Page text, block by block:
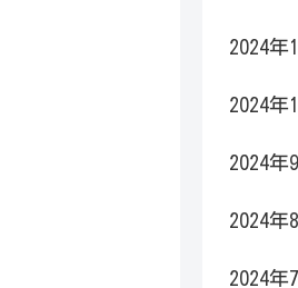
2024年
2024年
2024年
2024年
2024年